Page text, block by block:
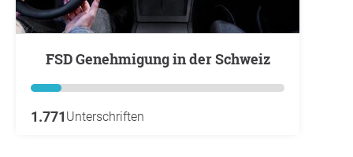
FSD Genehmigung in der Schweiz
1.771 Unterschriften